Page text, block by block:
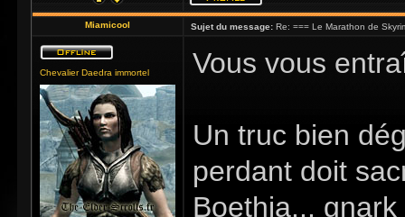
Miamicool Sujet du message: Re: === Le Marathon de
Chevalier Daedra immortel Vous vous
Un truc bien
perdant doit
Boethia...